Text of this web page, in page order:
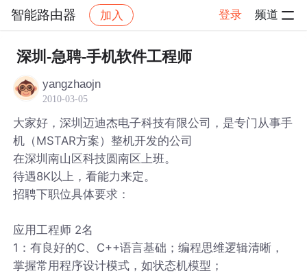
智能路由器 加入 登录 频道
社区 智能路由器 帖子详情
深圳-急聘-手机软件工程师
yangzhaojn
2010-03-05
大家好，深圳迈迪杰电子科技有限公司，是专门从事手
机（MSTAR方案）整机开发的公司
在深圳南山区科技圆南区上班。
待遇8K以上，看能力来定。
招聘下职位具体要求：
应用工程师 2名
1：有良好的C、C++语言基础；编程思维逻辑清晰，
掌握常用程序设计模式，如状态机模型；